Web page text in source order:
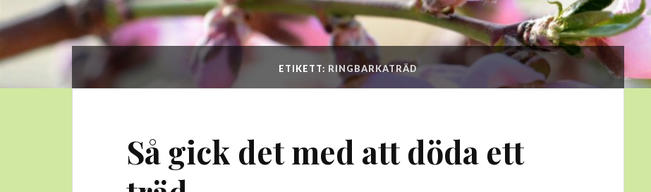
ETIKETT: RINGBARKATRÄD
Så gick det med att döda ett